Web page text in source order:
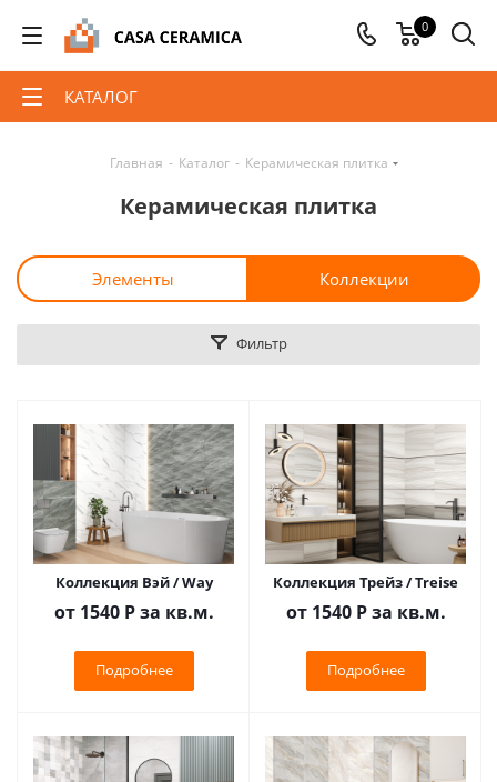
0
КАТАЛОГ
Главная - Каталог - Керамическая плитка
Керамическая плитка
Элементы Коллекции
Фильтр
Коллекция Вэй / Way
от 1540 Р за кв.м.
Подробнее
Коллекция Трейз / Treise
от 1540 Р за кв.м.
Подробнее